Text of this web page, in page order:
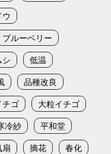
ブルーベリー
シ
低温
品種改良
チゴ
大粒イチゴ
冷紗
平和堂
扇 摘花
春化